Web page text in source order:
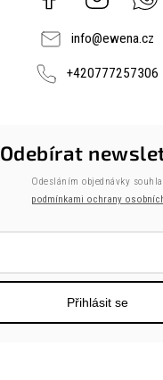
info@ewena.cz
+420777257306
Odebírat
Odesláním objednávky
podmínkami ochrany
Přihlásit se